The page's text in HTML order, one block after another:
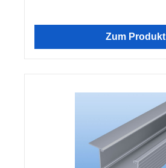
Zum Produkt